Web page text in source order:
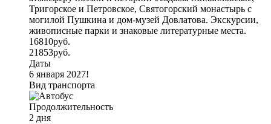
Тригорское и Петровское, Святогорский монастырь с
могилой Пушкина и дом-музей Довлатова. Экскурсии,
живописные парки и знаковые литературные места.
16810руб.
21853руб.
Даты
6 января 2027!
Вид транспорта
Продолжительность
2 дня